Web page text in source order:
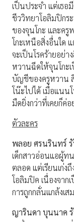
เป็นประจำ แต่เธอ
ชีววิทยาโอลิมปิกร
ของจุนโกะ และครู
โกะเหนือสิ่งอื่นใด
จะเป็นโรคร้ายอย่
หวานฉีดให้จุนโกะ
บัญชีของครูหวาน
โน๊ะไปได้ เมื่อแน
มืดยิ่งกว่าที่เคยก็ค่
ตัวละคร
พลอย ศรนรินทร์
เด็กสาวอ่อนแอผู้ท
ตลอด แต่เรียนเก่ง
โอลิมปิค เนื่องจา
การถูกกลั่นแกล้งเส
ญารินดา บุนนาค